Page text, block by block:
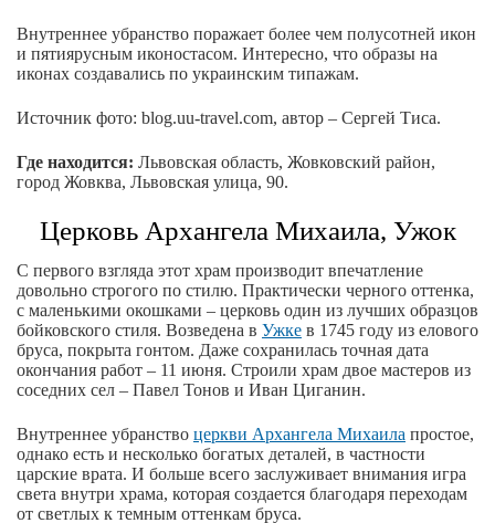
Внутреннее убранство поражает более чем полусотней икон
и пятиярусным иконостасом. Интересно, что образы на
иконах создавались по украинским типажам.
Источник фото: blog.uu-travel.com, автор – Сергей Тиса.
Где находится: Львовская область, Жовковский район,
город Жовква, Львовская улица, 90.
Церковь Архангела Михаила, Ужок
С первого взгляда этот храм производит впечатление
довольно строгого по стилю. Практически черного оттенка,
с маленькими окошками – церковь один из лучших образцов
бойковского стиля. Возведена в Ужке в 1745 году из елового
бруса, покрыта гонтом. Даже сохранилась точная дата
окончания работ – 11 июня. Строили храм двое мастеров из
соседних сел – Павел Тонов и Иван Циганин.
Внутреннее убранство церкви Архангела Михаила простое,
однако есть и несколько богатых деталей, в частности
царские врата. И больше всего заслуживает внимания игра
света внутри храма, которая создается благодаря переходам
от светлых к темным оттенкам бруса.